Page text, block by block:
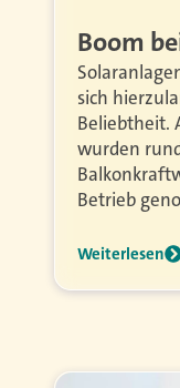
Boom
sich
Beliebtheit.
wurden
Betrieb
Weiterlesen